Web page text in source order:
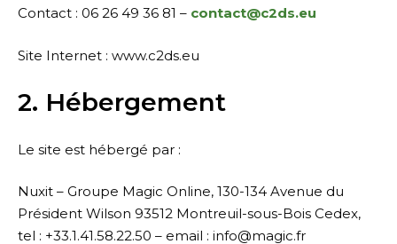
Contact : 06 26 49 36 81 – contact@c2ds.eu
Site Internet : www.c2ds.eu
2. Hébergement
Le site est hébergé par :
Nuxit – Groupe Magic Online, 130-134 Avenue du
Président Wilson 93512 Montreuil-sous-Bois Cedex,
tel : +33.1.41.58.22.50 – email : info@magic.fr